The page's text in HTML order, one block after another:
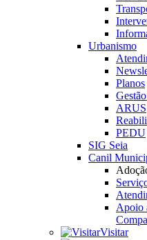
Urbanismo
Planos
ARUS
PEDU
SIG Seia
Canil
Apoio
Visitar